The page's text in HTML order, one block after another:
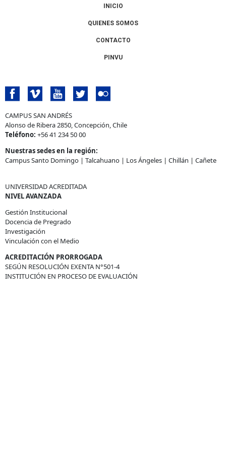
INICIO
QUIENES SOMOS
CONTACTO
PINVU
CAMPUS SAN ANDRÉS
Alonso de Ribera 2850, Concepción, Chile
Teléfono: +56 41 234 50 00
Nuestras sedes en la región:
Campus Santo Domingo| Talcahuano| Los Ángeles| Chillán | Cañete
UNIVERSIDAD ACREDITADA
NIVEL AVANZADA
Gestión Institucional
Docencia de Pregrado
Investigación
Vinculación con el Medio
ACREDITACIÓN PRORROGADA
SEGÚN RESOLUCIÓN EXENTA N°501-4
INSTITUCIÓN EN PROCESO DE EVALUACIÓN